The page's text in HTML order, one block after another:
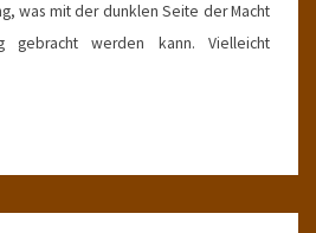
was mit der dunklen Seite der Macht
gebracht werden kann. Vielleicht